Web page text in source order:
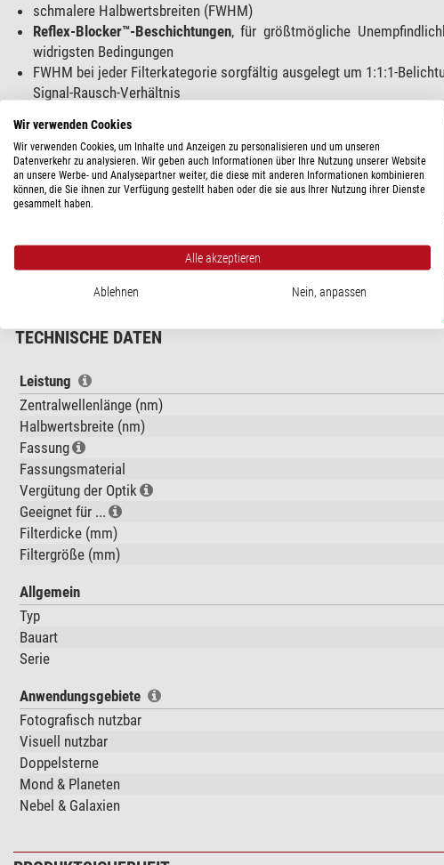
schmalere Halbwertsbreiten (FWHM)
Reflex-Blocker™-Beschichtungen, für größtmögliche
widrigsten Bedingungen
FWHM bei jeder Filterkategorie sorgfältig ausgelegt um 1:1:1-
Signal-Rausch-Verhältnis
identische Filterdicke zu bestehenden Standards, mit größter
geschwärzte Ränder
rundum, mit Filter-Frontseiten-Indikator in
Reflexion durch auf den Filterrand fallendes Licht zu vermeiden
jedes Filter individuellfeinoptisch poliertund beschichtet, mit
herausgeschnitten mit dadurch freiliegenden Beschichtungsrändern)
: nochmals härtere Beschichtungen, um eine
Diese neue CMOS-optimierte Filtergeneration ist dafür konzipiert, der
TECHNISCHE DATEN
Leistung
Zentralwellenlänge (nm)
Halbwertsbreite (nm)
Fassung
Fassungsmaterial
Vergütung der Optik
Geeignet für ...
Filterdicke (mm)
Filtergröße (mm)
Allgemein
Typ
Bauart
Serie
Anwendungsgebiete
Fotografisch nutzbar
Visuell nutzbar
Doppelsterne
Mond & Planeten
Nebel & Galaxien
Wir verwenden Cookies
Wir verwenden Cookies, um Inhalte und Anzeigen zu personalisieren und um unseren
Datenverkehr zu analysieren. Wir geben auch Informationen über Ihre Nutzung unserer Website
an unsere Werbe- und Analysepartner weiter, die diese mit anderen Informationen kombinieren
können, die Sie ihnen zur Verfügung gestellt haben oder die sie aus Ihrer Nutzung ihrer Dienste
gesammelt haben.
Alle akzeptieren
Ablehnen Nein, anpassen